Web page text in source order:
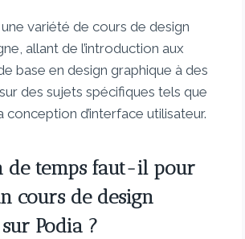
variété de cours de design
allant de l’introduction aux
base en design graphique à des
des sujets spécifiques tels que
conception d’interface utilisateur.
de temps faut-il pour
cours de design
Podia ?